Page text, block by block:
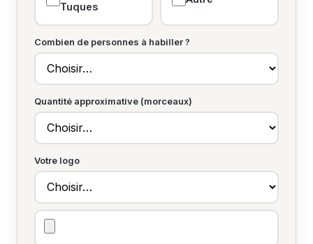
Tuques
Combien de personnes à habiller ?
Quantité approximative (morceaux)
Votre logo